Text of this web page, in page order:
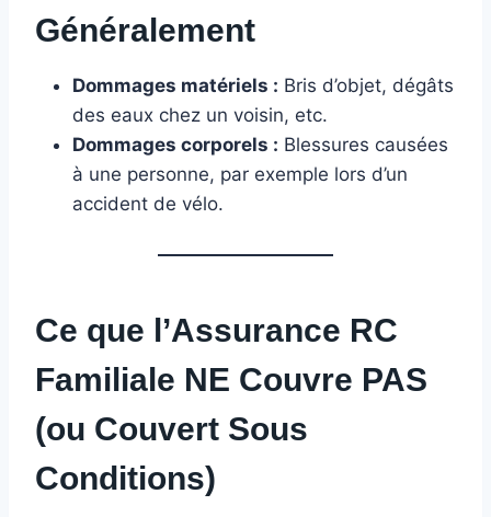
Généralement
Dommages matériels : Bris d’objet, dégâts
des eaux chez un voisin, etc.
Dommages corporels : Blessures causées
à une personne, par exemple lors d’un
accident de vélo.
Ce que l’Assurance RC
Familiale NE Couvre PAS
(ou Couvert Sous
Conditions)